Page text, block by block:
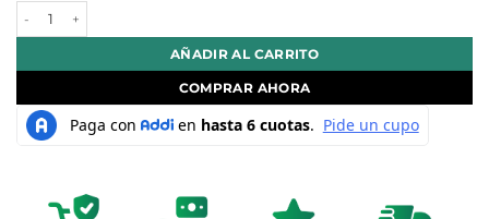
AÑADIR AL CARRITO
COMPRAR AHORA